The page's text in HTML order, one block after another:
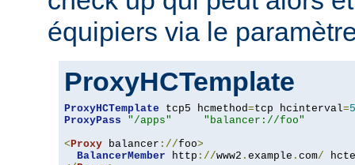
équipiers via le
ProxyHCTemplate
ProxyHCTemplate tcp5 hcmethod=tcp hcinterval=5
ProxyPass
"/apps"
"balancer://foo"
<Proxy balancer ://foo>
BalancerMember http ://www2 . example . com/